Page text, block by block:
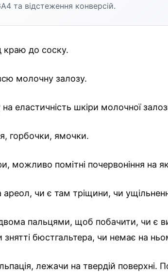
та відстеження конверсій.
краю до соску.
молочну залозу.
еластичність шкіри молочної
горбочки, ямочки.
можливо помітні почервоніння на
ареол, чи є там тріщини, чи
пальцями, щоб побачити, чи є
бюстгальтера, чи немає на
лежачи на твердій поверхні.